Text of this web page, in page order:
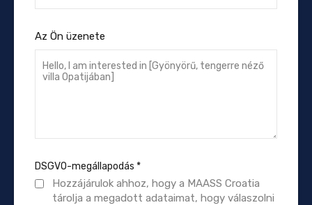
Az Ön üzenete
DSGVO-megállapodás *
Hozzájárulok ahhoz, hogy a MAASS Croatia
tárolja a megadott adataimat, hogy válaszolni